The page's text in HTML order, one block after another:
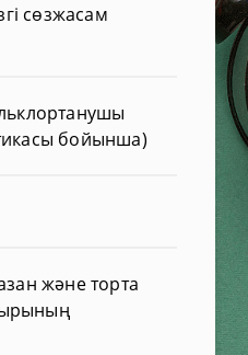
сөзжасам
бойынша)
және торта